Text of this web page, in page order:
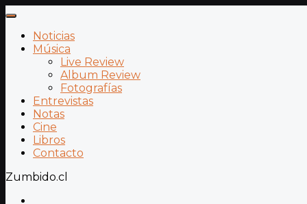
Noticias
Música
Live Review
Album Review
Fotografías
Entrevistas
Notas
Cine
Libros
Contacto
Zumbido.cl